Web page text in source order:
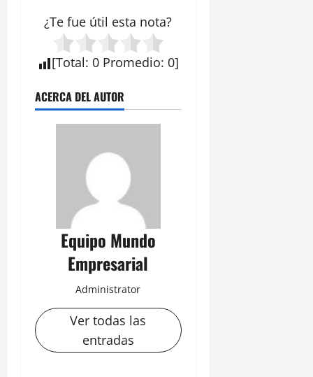
¿Te fue útil esta nota?
[Total: 0 Promedio: 0]
ACERCA DEL AUTOR
Equipo Mundo
Empresarial
Administrator
Ver todas las
entradas